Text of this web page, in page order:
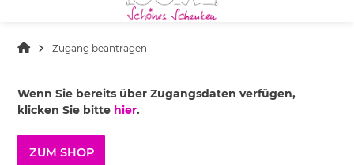
Zugang beantragen
Wenn Sie bereits über Zugangsdaten verfügen,
klicken Sie bitte hier.
ZUM SHOP